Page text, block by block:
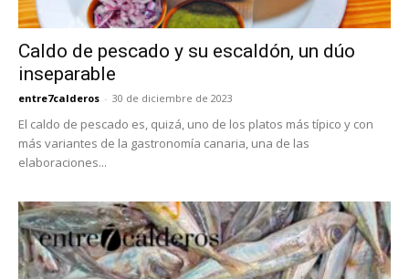
Caldo de pescado y su escaldón, un dúo
inseparable
entre7calderos - 30 de diciembre de 2023
El caldo de pescado es, quizá, uno de los platos más típico y con
más variantes de la gastronomía canaria, una de las
elaboraciones...